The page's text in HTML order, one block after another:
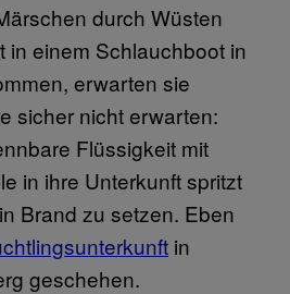
durch Wüsten
in einem Schlauchboot in
erwarten sie
sicher nicht erwarten:
Flüssigkeit mit
in ihre Unterkunft spritzt
Brand zu setzen. Eben
in
geschehen.